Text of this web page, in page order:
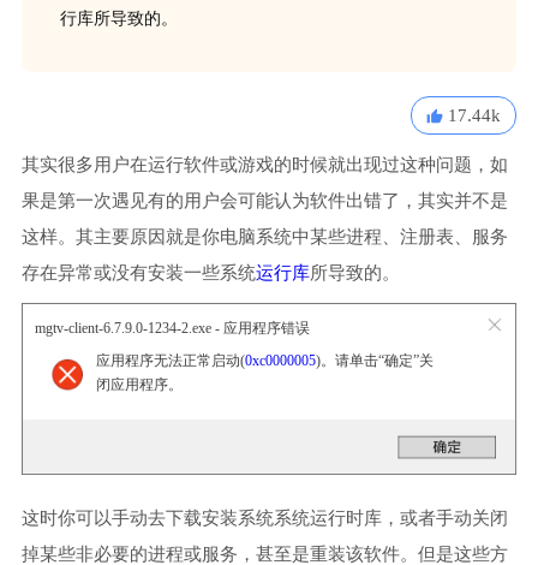
行库所导致的。
17.44k
其实很多用户在运行软件或游戏的时候就出现过这种问题，如
果是第一次遇见有的用户会可能认为软件出错了，其实并不是
这样。其主要原因就是你电脑系统中某些进程、注册表、服务
存在异常或没有安装一些系统运行库所导致的。
mgtv-client-6.7.9.0-1234-2.exe - 应用程序错误
应用程序无法正常启动(0xc0000005)。请单击“确定”关
闭应用程序。
这时你可以手动去下载安装系统系统运行时库，或者手动关闭
掉某些非必要的进程或服务，甚至是重装该软件。但是这些方